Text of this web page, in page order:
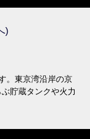
)
。東京湾沿岸の京
貯蔵タンクや火力